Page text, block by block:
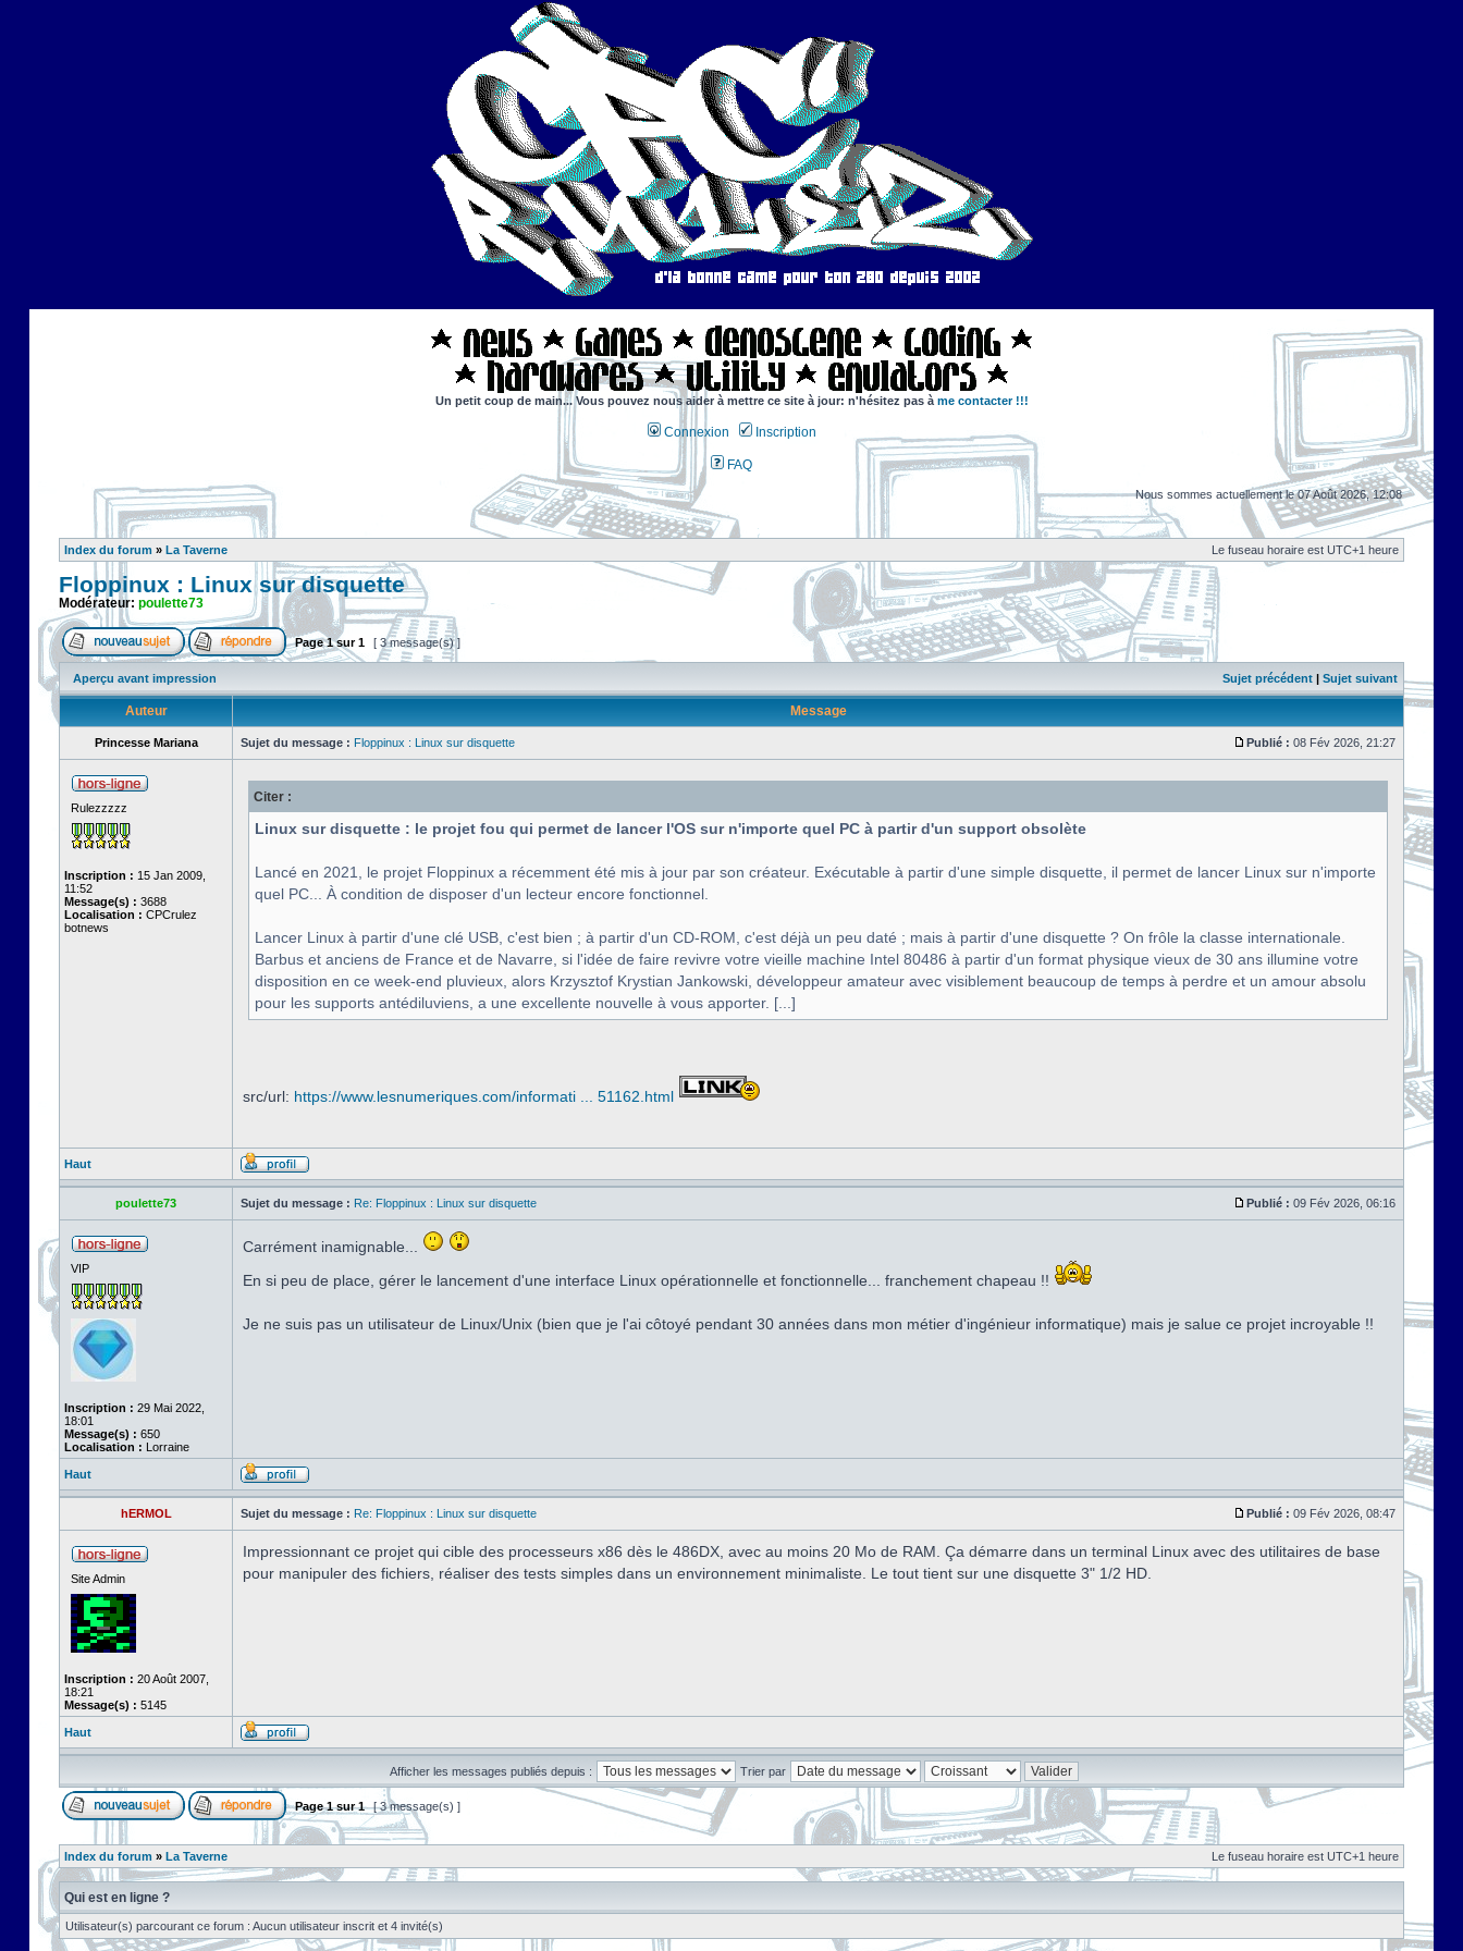
Un petit coup de main... Vous pouvez nous aider à mettre ce site à jour: n'hésitez pas à me contacter !!!
Connexion Inscription
FAQ
Nous sommes actuellement le 07 Août 2026, 12:08
Index du forum » La Taverne Le fuseau horaire est UTC+1 heure
Floppinux : Linux sur disquette
Modérateur: poulette73
Page1sur1 [ 3 message(s) ]
Aperçu avant impression Sujet précédent | Sujet suivant
Auteur Message
Princesse Mariana Sujet du message : Floppinux : Linux sur disquette Publié : 08 Fév 2026, 21:27
Rulezzzzz
Inscription : 15 Jan 2009,
11:52
Message(s) : 3688
Localisation : CPCrulez
botnews
Citer :
Linux sur disquette : le projet fou qui permet de lancer l'OS sur n'importe quel PC à partir d'un support obsolète
Lancé en 2021, le projet Floppinux a récemment été mis à jour par son créateur. Exécutable à partir d'une simple disquette, il permet de lancer Linux sur n'importe
quel PC... À condition de disposer d'un lecteur encore fonctionnel.
Lancer Linux à partir d'une clé USB, c'est bien ; à partir d'un CD-ROM, c'est déjà un peu daté ; mais à partir d'une disquette ? On frôle la classe internationale.
Barbus et anciens de France et de Navarre, si l'idée de faire revivre votre vieille machine Intel 80486 à partir d'un format physique vieux de 30 ans illumine votre
disposition en ce week-end pluvieux, alors Krzysztof Krystian Jankowski, développeur amateur avec visiblement beaucoup de temps à perdre et un amour absolu
pour les supports antédiluviens, a une excellente nouvelle à vous apporter. [...]
src/url: https://www.lesnumeriques.com/informati ... 51162.html
Haut
poulette73 Sujet du message : Re: Floppinux : Linux sur disquette Publié : 09 Fév 2026, 06:16
VIP
Inscription : 29 Mai 2022,
18:01
Message(s) : 650
Localisation : Lorraine
Carrément inamignable...
En si peu de place, gérer le lancement d'une interface Linux opérationnelle et fonctionnelle... franchement chapeau !!
Je ne suis pas un utilisateur de Linux/Unix (bien que je l'ai côtoyé pendant 30 années dans mon métier d'ingénieur informatique) mais je salue ce projet incroyable !!
Haut
hERMOL Sujet du message : Re: Floppinux : Linux sur disquette Publié : 09 Fév 2026, 08:47
Site Admin
Inscription : 20 Août 2007,
18:21
Message(s) : 5145
Impressionnant ce projet qui cible des processeurs x86 dès le 486DX, avec au moins 20 Mo de RAM. Ça démarre dans un terminal Linux avec des utilitaires de base
pour manipuler des fichiers, réaliser des tests simples dans un environnement minimaliste. Le tout tient sur une disquette 3" 1/2 HD.
Haut
Afficher les messages publiés depuis : Trier par
Page1sur1 [ 3 message(s) ]
Index du forum » La Taverne Le fuseau horaire est UTC+1 heure
Qui est en ligne ?
Utilisateur(s) parcourant ce forum : Aucun utilisateur inscrit et 4 invité(s)